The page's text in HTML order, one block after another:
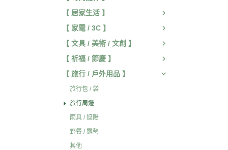
【 居家生活 】
【 家電 / 3C 】
【 文具 / 美術 / 文創 】
【 祈福 / 節慶 】
【 旅行 / 戶外用品 】
旅行包 / 袋
旅行周邊
雨具 / 遮陽
野餐 / 露營
其他